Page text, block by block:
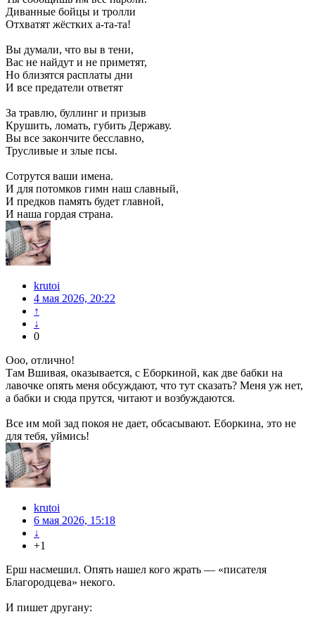
Диванные бойцы и тролли
Отхватят жёстких а-та-та!
Вы думали, что вы в тени,
Вас не найдут и не приметят,
Но близятся расплаты дни
И все предатели ответят
За травлю, буллинг и призыв
Крушить, ломать, губить Державу.
Вы все закончите бесславно,
Трусливые и злые псы.
Сотрутся ваши имена.
И для потомков гимн наш славный,
И предков память будет главной,
И наша гордая страна.
krutoi
4 мая 2026, 20:22
↑
↓
0
Ооо, отлично!
Там Вшивая, оказывается, с Еборкиной, как две бабки на
лавочке опять меня обсуждают, что тут сказать? Меня уж нет,
а бабки и сюда прутся, читают и возбуждаются.
Все им мой зад покоя не дает, обсасывают. Еборкина, это не
для тебя, уймись!
krutoi
6 мая 2026, 15:18
↓
+1
Ерш насмешил. Опять нашел кого жрать — «писателя
Благородцева» некого.
И пишет другану: